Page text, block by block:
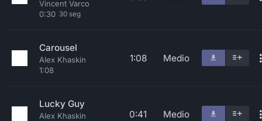
Vincent Varco
0:30 30 seg
Carousel
Alex Khaskin
1:08
1:08 Medio
Lucky Guy
Alex Khaskin
0:41 Medio